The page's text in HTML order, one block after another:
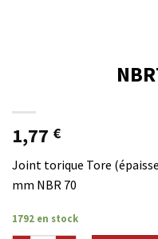
1,77 €
Joint torique Tore
mm NBR 70
1792 en stock